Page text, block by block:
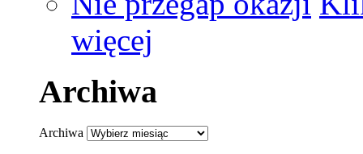
więcej
Archiwa
Archiwa